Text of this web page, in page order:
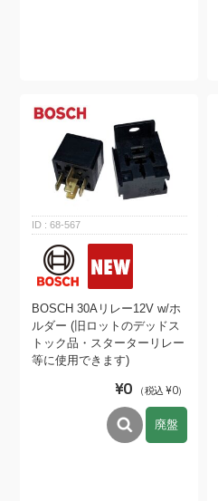
68-567
BOSCH 30Aリレー12V w/ホ
ルダー (旧ロットのデッドス
トック品・スターターリレー
等に使用できます)
¥0 （税込 ¥0）
廃盤